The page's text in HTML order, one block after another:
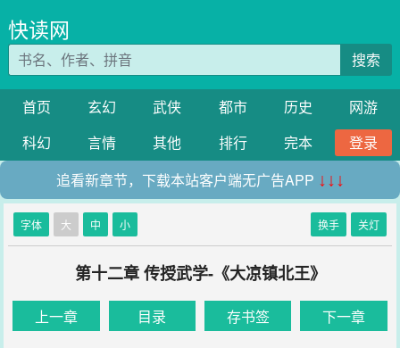
快读网
搜索
首页 玄幻 武侠 都市 历史
网游
科幻
言情 其他 排行 完本
登录
追看新章节，下载本站客户端无广告APP ↓↓↓
字体 大 中 小 换手 关灯
第十二章 传授武学-《大凉镇北王》
上一章 目录 存书签 下一章